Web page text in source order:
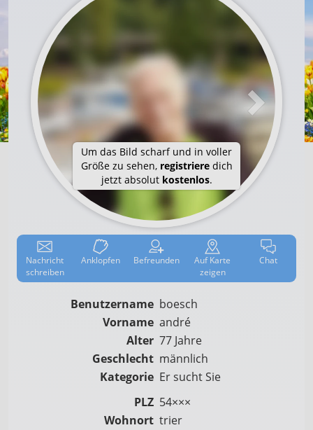
Um das Bild scharf und in voller
Größe zu sehen, registrieredich
jetzt absolut kostenlos.
Nachricht
schreiben
Anklop­fen Befreun­den AufKarte
zeigen
Chat
Benutzername boesch
Vorname andré
Alter 77 Jahre
Geschlecht männlich
Kategorie Er sucht Sie
PLZ 54×××
Wohnort trier